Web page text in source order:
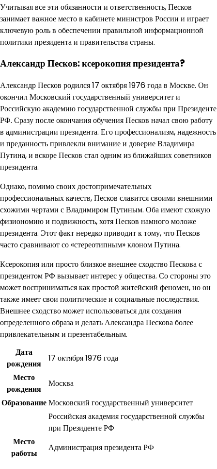
Учитывая все эти обязанности и ответственность, Песков
занимает важное место в кабинете министров России и играет
ключевую роль в обеспечении правильной информационной
политики президента и правительства страны.
Александр Песков: ксерокопия президента?
Александр Песков родился 17 октября 1976 года в Москве. Он
окончил Московский государственный университет и
Российскую академию государственной службы при Президенте
РФ. Сразу после окончания обучения Песков начал свою работу
в администрации президента. Его профессионализм, надежность
и преданность привлекли внимание и доверие Владимира
Путина, и вскоре Песков стал одним из ближайших советников
президента.
Однако, помимо своих достопримечательных
профессиональных качеств, Песков славится своими внешними
схожими чертами с Владимиром Путиным. Оба имеют схожую
физиономию и подвижность, хотя Песков намного моложе
президента. Этот факт нередко приводит к тому, что Песков
часто сравнивают со «стереотипным» клоном Путина.
Ксерокопия или просто близкое внешнее сходство Пескова с
президентом РФ вызывает интерес у общества. Со стороны это
может восприниматься как простой житейский феномен, но он
также имеет свои политические и социальные последствия.
Внешнее сходство может использоваться для создания
определенного образа и делать Александра Пескова более
привлекательным и презентабельным.
Дата
рождения
17 октября 1976 года
Место
рождения
Москва
ОбразованиеМосковский государственный университет
Российская академия государственной службы
при Президенте РФ
Место
работы
Администрация президента РФ